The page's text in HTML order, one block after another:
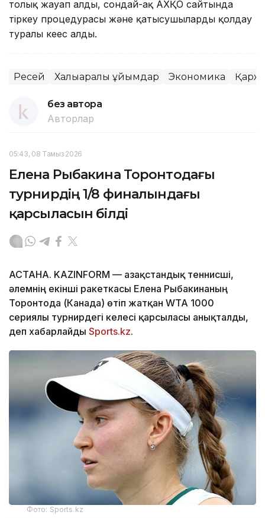
толық жауап алды, сондай-ақ АХҚО сайтында
тіркеу процедурасы және қатысушыларды қолдау
туралы кеңес алды.
Ресей Халықаралық ұйымдар Экономика
без автора
Авторлар
05:43, 08 Тамыз 2026
Елена Рыбакина Торонтодағы
турнирдің 1/8 финалындағы
қарсыласын білді
АСТАНА. KAZINFORM — Қазақстандық теннисші,
әлемнің екінші ракеткасы Елена Рыбакинаның
Торонтода (Канада) өтіп жатқан WTA 1000
сериялы турнирдегі келесі қарсыласы анықталды,
деп хабарлайды Sports.kz.
Фото: Sports.kz